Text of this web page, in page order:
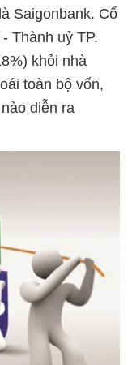
Saigonbank. Cổ
Thành uỷ TP.
khỏi nhà
toàn bộ vốn,
diễn ra